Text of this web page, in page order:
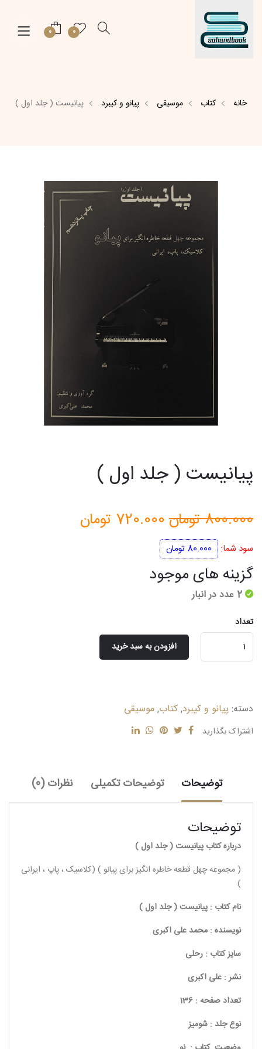
0
0
خانه کتاب موسیقی پیانو و کیبرد پیانیست ( جلد اول )
پیانیست ( جلد اول )
800.000تومانقیمت
اصلی
720.000 تومان
سود شما: 80.000 تومان
گزینه های موجود
تعداد
پیانیست
عدد
افزودن به سبد خرید
دسته: پیانو و کیبرد,کتاب,موسیقی
اشتراک بگذارید
توضیحات توضیحات تکمیلی نظرات (0)
توضیحات
درباره کتاب پیانیست ( جلد اول )
( مجموعه چهل قطعه خاطره انگیز برای پیانو ) (کلاسیک ، پاپ ، ایرانی
)
نام کتاب : پیانیست ( جلد اول )
نویسنده : محمد علی اکبری
سایز کتاب : رحلی
نشر : علی اکبری
تعداد صفحه : 136
نوع جلد : شومیز